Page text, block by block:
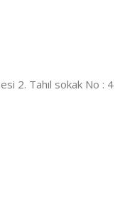
2. Tahıl sokak No : 4